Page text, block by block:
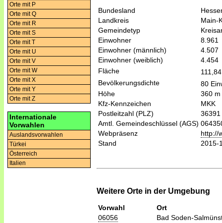
Orte mit P
Orte mit Q
Orte mit R
Orte mit S
Orte mit T
Orte mit U
Orte mit V
Orte mit W
Orte mit X
Orte mit Y
Orte mit Z
Internationale
Vorwahlen
Auslandsvorwahlen
Türkei
Österreich
Italien
Bundesland
Landkreis
Main-
Gemeindetyp
Einwohner
8.961
Einwohner (männlich)
4.507
Einwohner (weiblich)
4.454
Fläche
Bevölkerungsdichte
80
Höhe
360 m
Kfz-Kennzeichen
MKK
Postleitzahl (PLZ)
36391
Amtl. Gemeindeschlüssel (AGS)
Webpräsenz
http://
Stand
2015-
Weitere Orte in der Umgebung
Vorwahl
Ort
06056
Bad Soden-